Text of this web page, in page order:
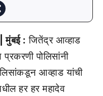
: जितेंद्र आव्हाड
प्रकरणी पोलिसांनी
आव्हाड यांची
हर हर महादेव